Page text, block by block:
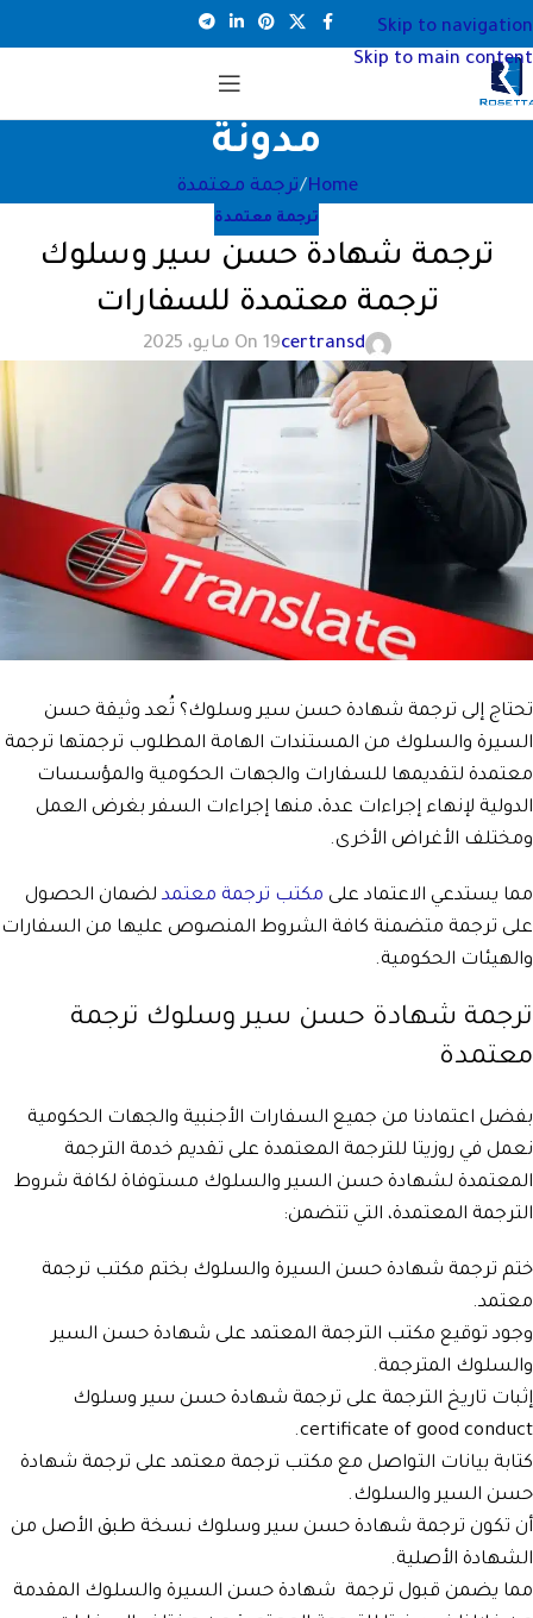
Skip to navigation
Skip to main content
مدونة
Home ترجمة معتمدة
ترجمة معتمدة
ترجمة شهادة حسن سير وسلوك
ترجمة معتمدة للسفارات
certransdOn 19 مايو، 2025
تحتاج إلى ترجمة شهادة حسن سير وسلوك؟ تُعد وثيقة حسن
السيرة والسلوك من المستندات الهامة المطلوب ترجمتها ترجمة
معتمدة لتقديمها للسفارات والجهات الحكومية والمؤسسات
الدولية لإنهاء إجراءات عدة، منها إجراءات السفر بغرض العمل
ومختلف الأغراض الأخرى.
مما يستدعي الاعتماد على مكتب ترجمة معتمد لضمان الحصول
على ترجمة متضمنة كافة الشروط المنصوص عليها من السفارات
والهيئات الحكومية.
ترجمة شهادة حسن سير وسلوك ترجمة
معتمدة
بفضل اعتمادنا من جميع السفارات الأجنبية والجهات الحكومية
نعمل في روزيتا للترجمة المعتمدة على تقديم خدمة الترجمة
المعتمدة لشهادة حسن السير والسلوك مستوفاة لكافة شروط
الترجمة المعتمدة، التي تتضمن:
ختم ترجمة شهادة حسن السيرة والسلوك بختم مكتب ترجمة
معتمد.
وجود توقيع مكتب الترجمة المعتمد على شهادة حسن السير
والسلوك المترجمة.
إثبات تاريخ الترجمة على ترجمة شهادة حسن سير وسلوك
certificate of good conduct.
كتابة بيانات التواصل مع مكتب ترجمة معتمد على ترجمة شهادة
حسن السير والسلوك.
أن تكون ترجمة شهادة حسن سير وسلوك نسخة طبق الأصل من
الشهادة الأصلية.
مما يضمن قبول ترجمة شهادة حسن السيرة والسلوك المقدمة